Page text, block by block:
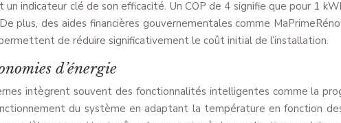
un indicateur clé de son efficacité. Un COP de 4 signifie que pour 1
plus, des aides financières gouvernementales comme
permettent de réduire significativement le coût initial de l’installation.
d’énergie
intègrent souvent des fonctionnalités intelligentes comme la
du système en adaptant la température en fonction